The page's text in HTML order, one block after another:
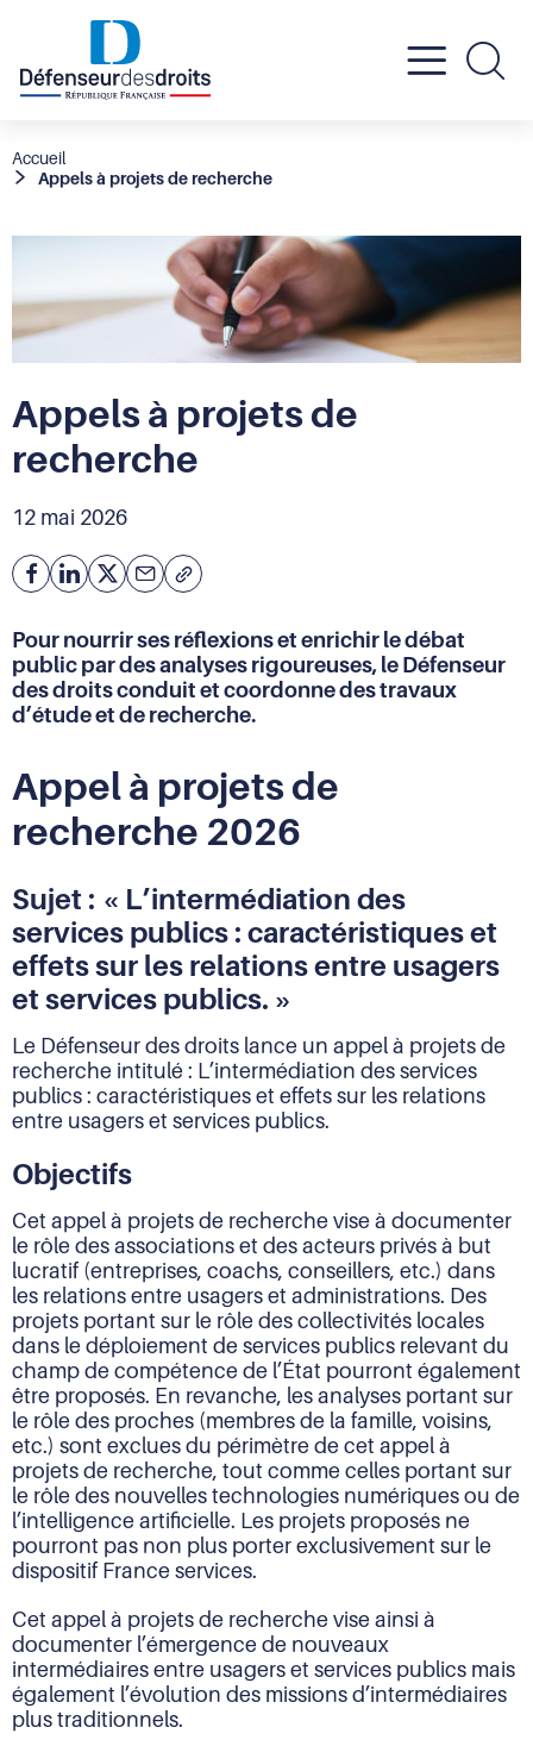
menu
Fil
d'Ariane
Accueil
Appels à projets de recherche
Appels à projets de
recherche
12 mai 2026
Facebook
Partager
Linkedin
Partager
X
Courriel
Copier
de
la
page
(URL)
dans
papier
Pour nourrir ses réflexions et enrichir le débat
public par des analyses rigoureuses, le Défenseur
des droits conduit et coordonne des travaux
d’étude et de recherche.
Appel à projets de
recherche 2026
Sujet : « L’intermédiation des
services publics : caractéristiques et
effets sur les relations entre usagers
et services publics. »
Le Défenseur des droits lance un appel à projets de
recherche intitulé : L’intermédiation des services
publics : caractéristiques et effets sur les relations
entre usagers et services publics.
Objectifs
Cet appel à projets de recherche vise à documenter
le rôle des associations et des acteurs privés à but
lucratif (entreprises, coachs, conseillers, etc.) dans
les relations entre usagers et administrations. Des
projets portant sur le rôle des collectivités locales
dans le déploiement de services publics relevant du
champ de compétence de l’État pourront également
être proposés. En revanche, les analyses portant sur
le rôle des proches (membres de la famille, voisins,
etc.) sont exclues du périmètre de cet appel à
projets de recherche, tout comme celles portant sur
le rôle des nouvelles technologies numériques ou de
l’intelligence artificielle. Les projets proposés ne
pourront pas non plus porter exclusivement sur le
dispositif France services.
Cet appel à projets de recherche vise ainsi à
documenter l’émergence de nouveaux
intermédiaires entre usagers et services publics mais
également l’évolution des missions d’intermédiaires
plus traditionnels.